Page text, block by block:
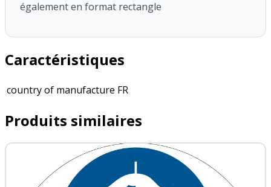
également en format rectangle
Caractéristiques
country of manufacture FR
Produits similaires